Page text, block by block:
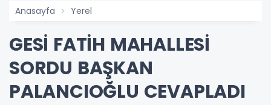
Anasayfa Yerel
GESİ FATİH MAHALLESİ
SORDU BAŞKAN
PALANCIOĞLU CEVAPLADI